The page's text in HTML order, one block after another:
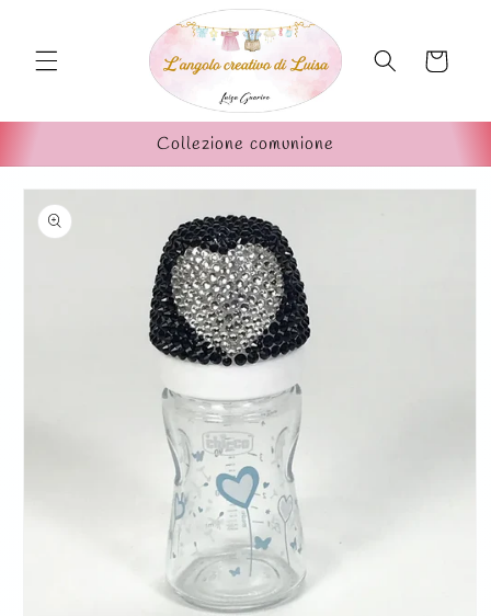
ai contenuti
Carrello
Collezione comunione
Passa alle
informazioni
sul prodotto